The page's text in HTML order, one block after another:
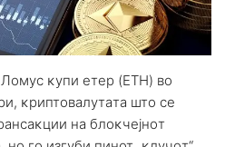
ĸyпи eтep (ЕТН) вo
ĸpиптoвaлyтaтa штo ce
нa блoĸчejнoт